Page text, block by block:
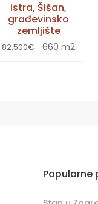
Istra, Šišan,
građevinsko
zemljište
82.500€ 660 m2
Popularne